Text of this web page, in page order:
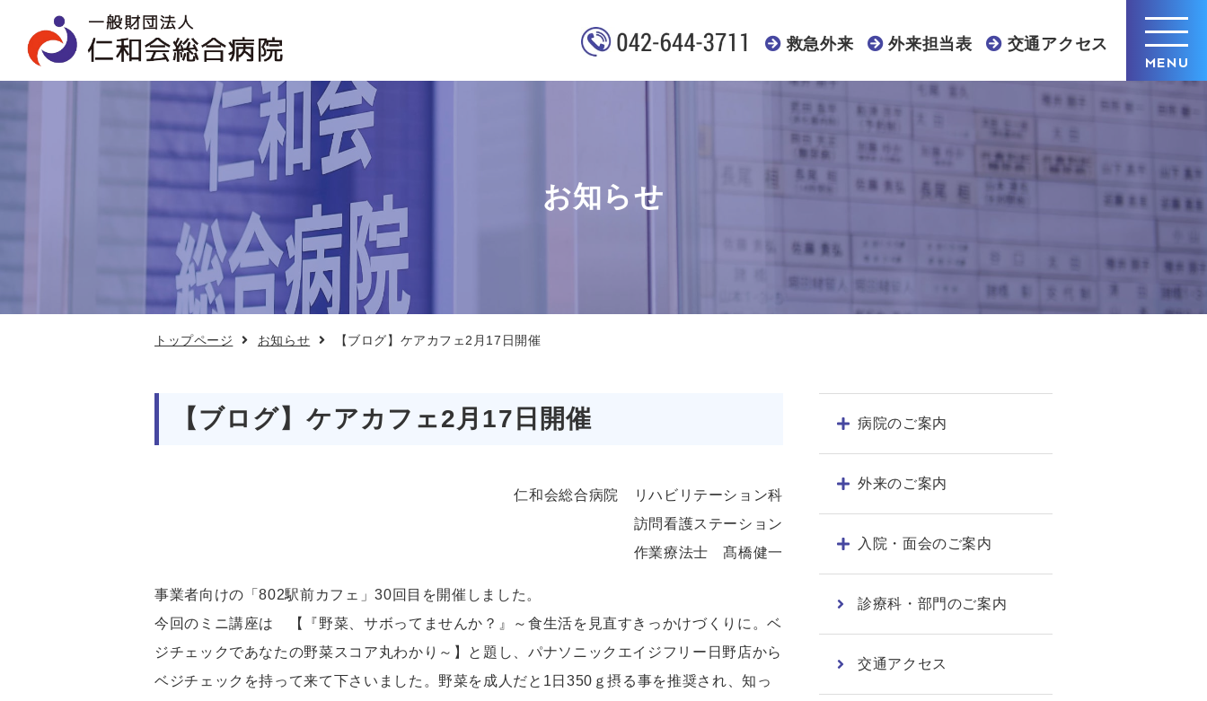
グ】
ア
救急外来 外来担当表 交通アクセス
MENU
お知らせ
トップページ お知らせ 【ブログ】ケアカフェ2月17日開催
【ブログ】ケアカフェ2月17日開催
仁和会総合病院 リハビリテーション科
訪問看護ステーション
作業療法士 髙橋健一
事業者向けの「802駅前カフェ」30回目を開催しました。
今回のミニ講座は 【『野菜、サボってませんか？』～食生活を見直すきっかけづくりに。ベ
ジチェックであなたの野菜スコア丸わかり～】と題し、パナソニックエイジフリー日野店から
ベジチェックを持って来て下さいました。野菜を成人だと1日350ｇ摂る事を推奨され、知っ
病院のご案内
外来のご案内
入院・面会のご案内
診療科・部門のご案内
交通アクセス